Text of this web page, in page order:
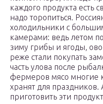
каждого продукта есть
надо торопиться.
холодильники с
камерами: ведь летом
зиму грибы и ягоды,
реже стали покупать
часть улова после
фермеров мясо многие
хранят для праздников.
приготовить эти